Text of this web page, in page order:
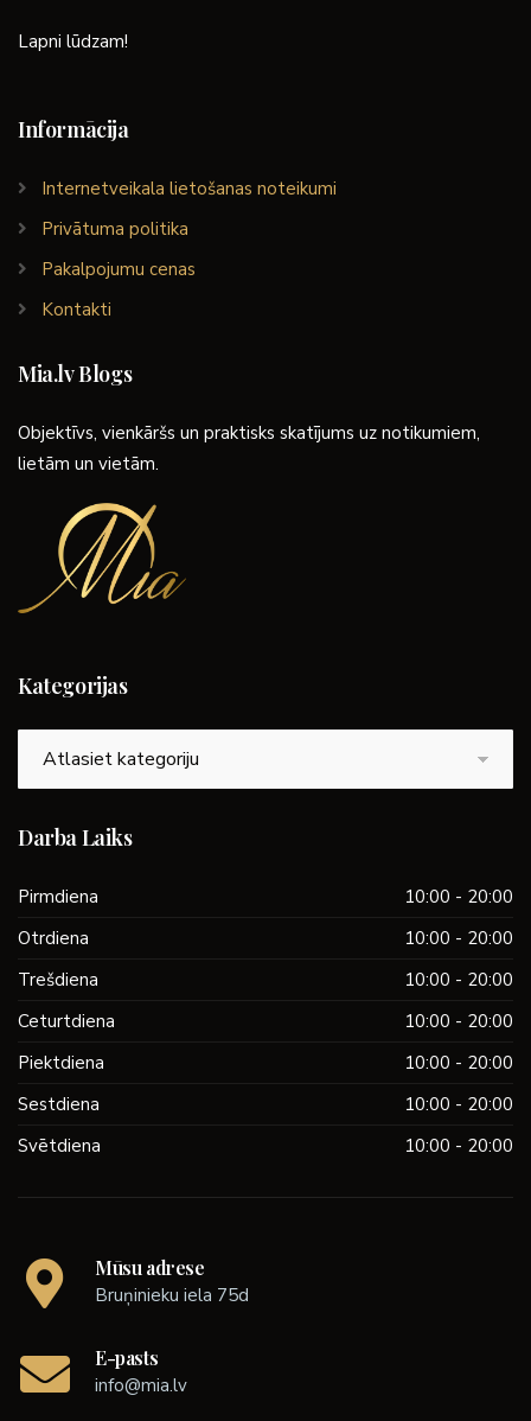
Lapni lūdzam!
Informācija
Internetveikala lietošanas noteikumi
Privātuma politika
Pakalpojumu cenas
Kontakti
Mia.lv Blogs
Objektīvs, vienkāršs un praktisks skatījums uz notikumiem,
lietām un vietām.
Kategorijas
Darba Laiks
Pirmdiena
10:00 - 20:00
Otrdiena
10:00 - 20:00
Trešdiena
10:00 - 20:00
Ceturtdiena
10:00 - 20:00
Piektdiena
10:00 - 20:00
Sestdiena
10:00 - 20:00
Svētdiena
10:00 - 20:00
Mūsu adrese
Bruņinieku iela 75d
E-pasts
info@mia.lv